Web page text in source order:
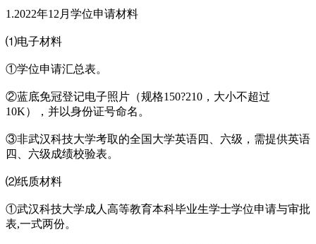
1.2022年12月学位申请材料
⑴电子材料
①学位申请汇总表。
②蓝底免冠登记电子照片（规格150?210，大小不超过
10K），并以身份证号命名。
③非武汉科技大学考取的全国大学英语四、六级，需提供英语
四、六级成绩校验表。
⑵纸质材料
①武汉科技大学成人高等教育本科毕业生学士学位申请与审批
表,一式两份。